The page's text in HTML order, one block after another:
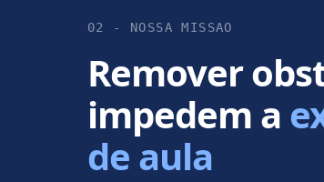
02 - NOSSA MISSAO
Remover
impedem a
de aula